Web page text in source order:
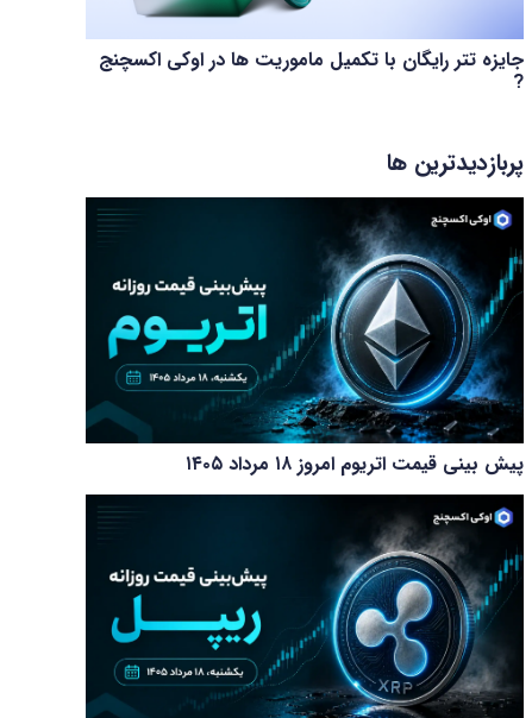
جایزه تتر رایگان با تکمیل ماموریت ها در اوکی اکسچنج
?
پربازدیدترین ها
پیش بینی قیمت اتریوم امروز ۱۸ مرداد ۱۴۰۵